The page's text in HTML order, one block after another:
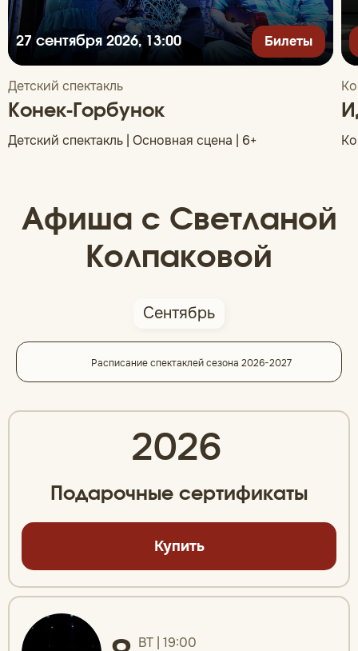
27 сентября 2026, 13:00 Билеты
Детский спектакль
Конек-Горбунок
Детский спектакль | Основная сцена | 6+
Афиша с Светланой
Колпаковой
Сентябрь
Расписание спектаклей сезона 2026-2027
2026
Подарочные сертификаты
Купить
ВТ | 19:00